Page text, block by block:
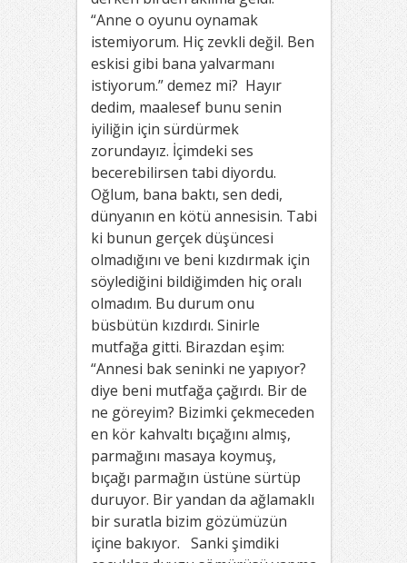
“Anne o oyunu oynamak
istemiyorum. Hiç zevkli değil. Ben
eskisi gibi bana yalvarmanı
istiyorum.” demez mi? Hayır
dedim, maalesef bunu senin
iyiliğin için sürdürmek
zorundayız. İçimdeki ses
becerebilirsen tabi diyordu.
Oğlum, bana baktı, sen dedi,
dünyanın en kötü annesisin. Tabi
ki bunun gerçek düşüncesi
olmadığını ve beni kızdırmak için
söylediğini bildiğimden hiç oralı
olmadım. Bu durum onu
büsbütün kızdırdı. Sinirle
mutfağa gitti. Birazdan eşim:
“Annesi bak seninki ne yapıyor?
diye beni mutfağa çağırdı. Bir de
ne göreyim? Bizimki çekmeceden
en kör kahvaltı bıçağını almış,
parmağını masaya koymuş,
bıçağı parmağın üstüne sürtüp
duruyor. Bir yandan da ağlamaklı
bir suratla bizim gözümüzün
içine bakıyor. Sanki şimdiki